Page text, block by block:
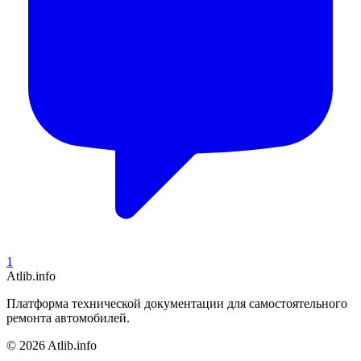
1
Atlib.info
Платформа технической документации для самостоятельного
ремонта автомобилей.
© 2026 Atlib.info